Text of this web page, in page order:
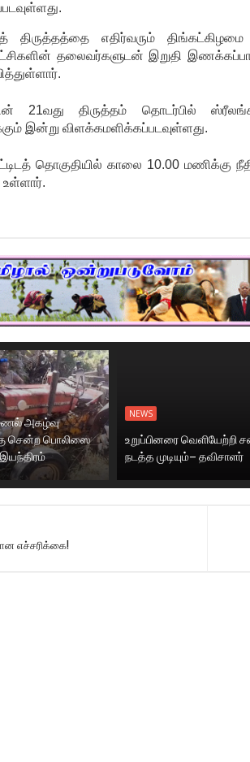
திருத்தத்தை எதிர்வரும்
தலைவர்களுடன் இறுதி
21வது திருத்தம் தொடர்பில்
இன்று விளக்கமளிக்கப்படவுள்ளது.
தொகுதியில் காலை 10.00 மணிக்கு
அகழ்வு
சென்ற பொலிஸை
NEWS
உறுப்பினரை வெளியேற்றி
நடத்த முடியும்– தவிசாளர்
எச்சரிக்கை!